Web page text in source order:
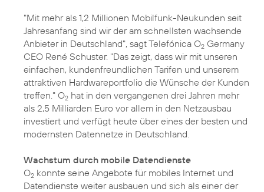
"Mit mehr als 1,2 Millionen Mobilfunk-Neukunden seit
Jahresanfang sind wir der am schnellsten wachsende
Anbieter in Deutschland", sagt Telefónica O2 Germany
CEO René Schuster. "Das zeigt, dass wir mit unseren
einfachen, kundenfreundlichen Tarifen und unserem
attraktiven Hardwareportfolio die Wünsche der Kunden
treffen." O2 hat in den vergangenen drei Jahren mehr
als 2,5 Milliarden Euro vor allem in den Netzausbau
investiert und verfügt heute über eines der besten und
modernsten Datennetze in Deutschland.
Wachstum durch mobile Datendienste
O2 konnte seine Angebote für mobiles Internet und
Datendienste weiter ausbauen und sich als einer der